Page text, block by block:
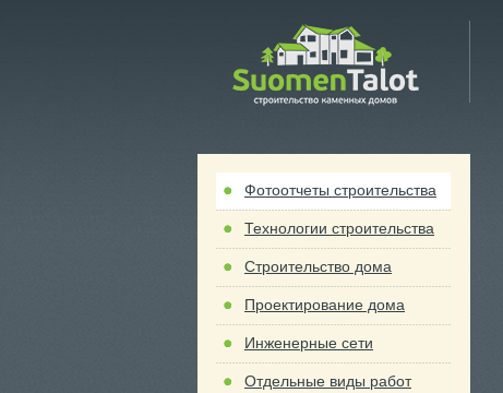
Фотоотчеты строительства
Технологии строительства
Строительство дома
Проектирование дома
Инженерные сети
Отдельные виды работ